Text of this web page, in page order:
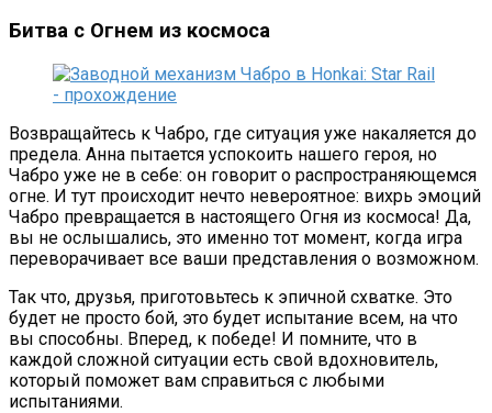
Битва с Огнем из космоса
Возвращайтесь к Чабро, где ситуация уже накаляется до
предела. Анна пытается успокоить нашего героя, но
Чабро уже не в себе: он говорит о распространяющемся
огне. И тут происходит нечто невероятное: вихрь эмоций
Чабро превращается в настоящего Огня из космоса! Да,
вы не ослышались, это именно тот момент, когда игра
переворачивает все ваши представления о возможном.
Так что, друзья, приготовьтесь к эпичной схватке. Это
будет не просто бой, это будет испытание всем, на что
вы способны. Вперед, к победе! И помните, что в
каждой сложной ситуации есть свой вдохновитель,
который поможет вам справиться с любыми
испытаниями.